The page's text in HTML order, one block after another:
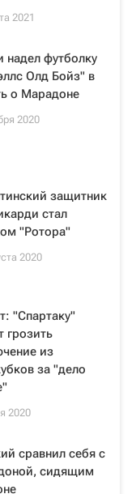
2021
надел футболку
Олд Бойз" в
о Марадоне
2020
защитник
стал
"Ротора"
2020
"Спартаку"
грозить
из
за "дело
2020
сравнил себя с
сидящим